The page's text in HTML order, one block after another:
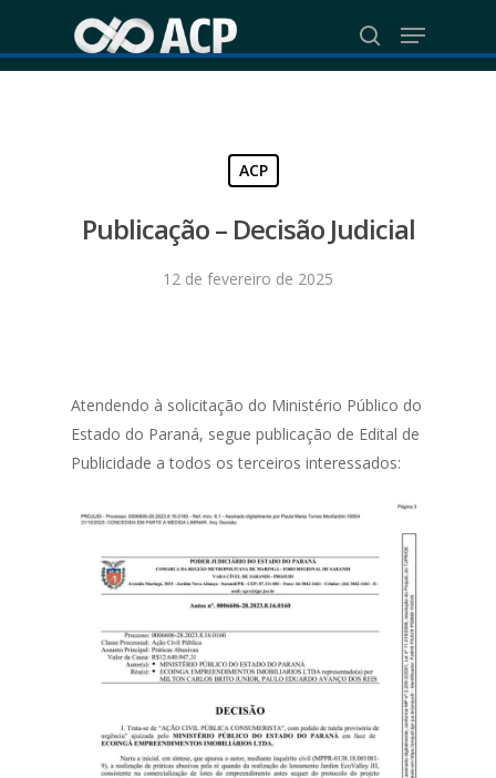
main
search
Menu
ACP
Publicação – Decisão Judicial
12 de fevereiro de 2025
Atendendo à solicitação do Ministério Público do
Estado do Paraná, segue publicação de Edital de
Publicidade a todos os terceiros interessados:
Close